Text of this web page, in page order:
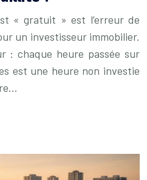
« gratuit » est l’erreur de
un investisseur immobilier.
: chaque heure passée sur
est une heure non investie